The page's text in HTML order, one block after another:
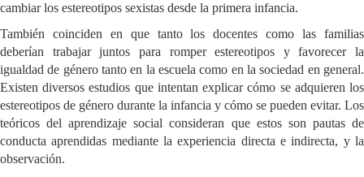
cambiar los estereotipos sexistas desde la primera infancia.
También coinciden en que tanto los docentes como las familias
deberían trabajar juntos para romper estereotipos y favorecer la
igualdad de género tanto en la escuela como en la sociedad en general.
Existen diversos estudios que intentan explicar cómo se adquieren los
estereotipos de género durante la infancia y cómo se pueden evitar. Los
teóricos del aprendizaje social consideran que estos son pautas de
conducta aprendidas mediante la experiencia directa e indirecta, y la
observación.